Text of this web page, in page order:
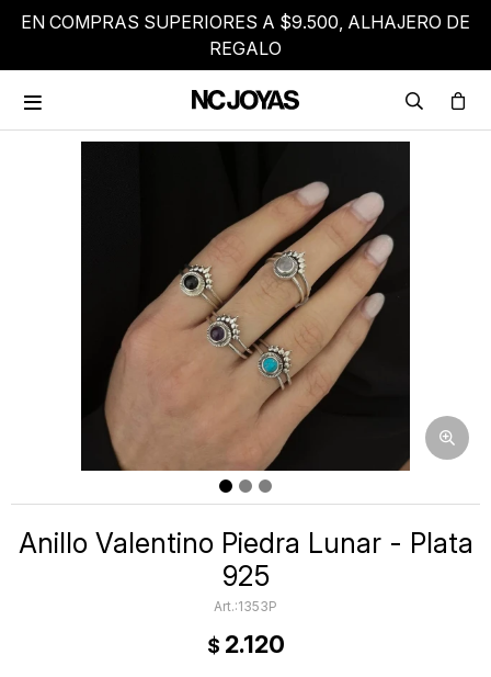
EN COMPRAS SUPERIORES A $9.500, ALHAJERO DE
REGALO

Anillo Valentino Piedra Lunar - Plata
925
1353P
$ 2.120